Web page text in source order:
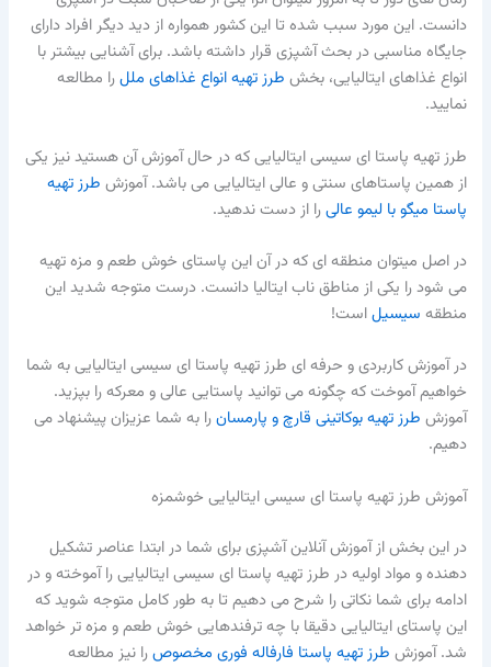
دانست. این مورد سبب شده تا این کشور همواره از دید دیگر افراد دارای
جایگاه مناسبی در بحث آشپزی قرار داشته باشد. برای آشنایی بیشتر با
انواع غذاهای ایتالیایی، بخش طرز تهیه انواع غذاهای مللرا مطالعه
نمایید.
طرز تهیه پاستا ای سیسی ایتالیایی که در حال آموزش آن هستید نیز یکی
از همین پاستاهای سنتی و عالی ایتالیایی می باشد. آموزش طرز تهیه
پاستا میگو با لیمو عالیرا از دست ندهید.
در اصل میتوان منطقه ای که در آن این پاستای خوش طعم و مزه تهیه
می شود را یکی از مناطق ناب ایتالیا دانست. درست متوجه شدید این
منطقه سیسیلاست!
در آموزش کاربردی و حرفه ای طرز تهیه پاستا ای سیسی ایتالیایی به شما
خواهیم آموخت که چگونه می توانید پاستایی عالی و معرکه را بپزید.
آموزش طرز تهیه بوکاتینی قارچ و پارمسانرا به شما عزیزان پیشنهاد می
دهیم.
آموزش طرز تهیه پاستا ای سیسی ایتالیایی خوشمزه
در این بخش از آموزش آنلاین آشپزی برای شما در ابتدا عناصر تشکیل
دهنده و مواد اولیه در طرز تهیه پاستا ای سیسی ایتالیایی را آموخته و در
ادامه برای شما نکاتی را شرح می دهیم تا به طور کامل متوجه شوید که
این پاستای ایتالیایی دقیقا با چه ترفندهایی خوش طعم و مزه تر خواهد
شد. آموزش طرز تهیه پاستا فارفاله فوری مخصوصرا نیز مطالعه